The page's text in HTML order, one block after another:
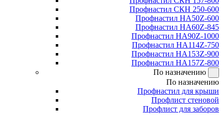
Профнастил СКН 250-600
Профнастил НА50Z-600
Профнастил НА60Z-845
Профнастил НА90Z-1000
Профнастил НА114Z-750
Профнастил НА153Z-900
Профнастил НА157Z-800
По назначению
По назначению
Профнастил для крыши
Профлист стеновой
Профлист для заборов